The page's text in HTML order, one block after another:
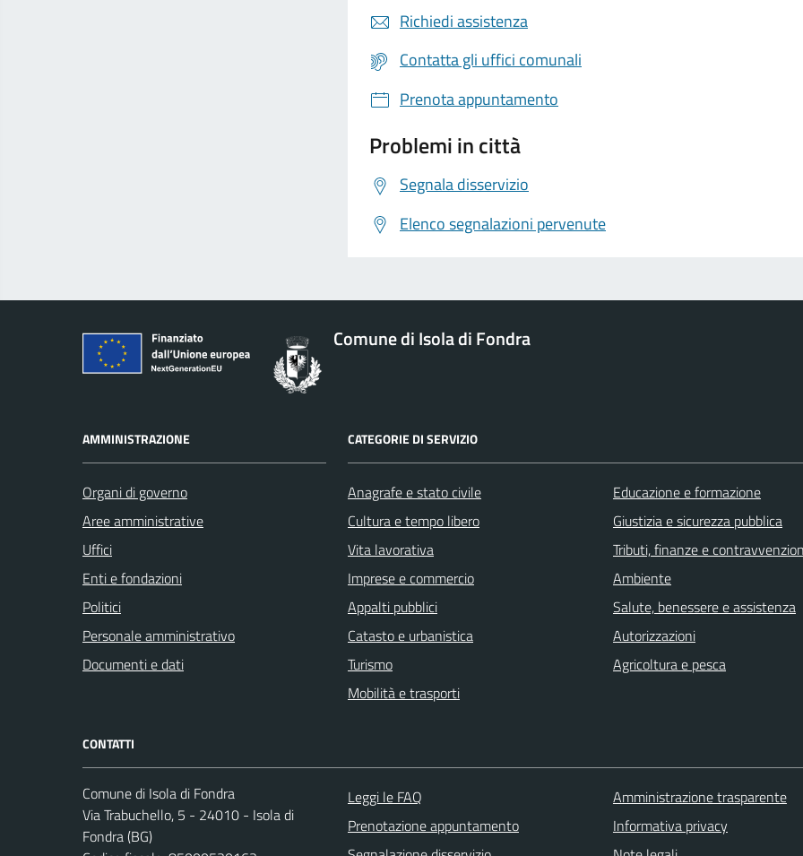
Richiedi assistenza
Contatta gli uffici comunali
Prenota appuntamento
Problemi in città
Segnala disservizio
Elenco segnalazioni pervenute
Comune di Isola di Fondra
AMMINISTRAZIONE
Organi di governo
Aree amministrative
Uffici
Enti e fondazioni
Politici
Personale amministrativo
Documenti e dati
CATEGORIE DI SERVIZIO
Anagrafe e stato civile
Cultura e tempo libero
Vita lavorativa
Imprese e commercio
Appalti pubblici
Catasto e urbanistica
Turismo
Mobilità e trasporti
Educazione e formazione
Giustizia e sicurezza pubblica
Tributi, finanze e
Ambiente
Salute, benessere e assistenza
Autorizzazioni
Agricoltura e pesca
CONTATTI
Comune di Isola di Fondra
Via Trabuchello, 5 - 24010 - Isola di
Fondra (BG)
Leggi le FAQ
Prenotazione appuntamento
Amministrazione trasparente
Informativa privacy